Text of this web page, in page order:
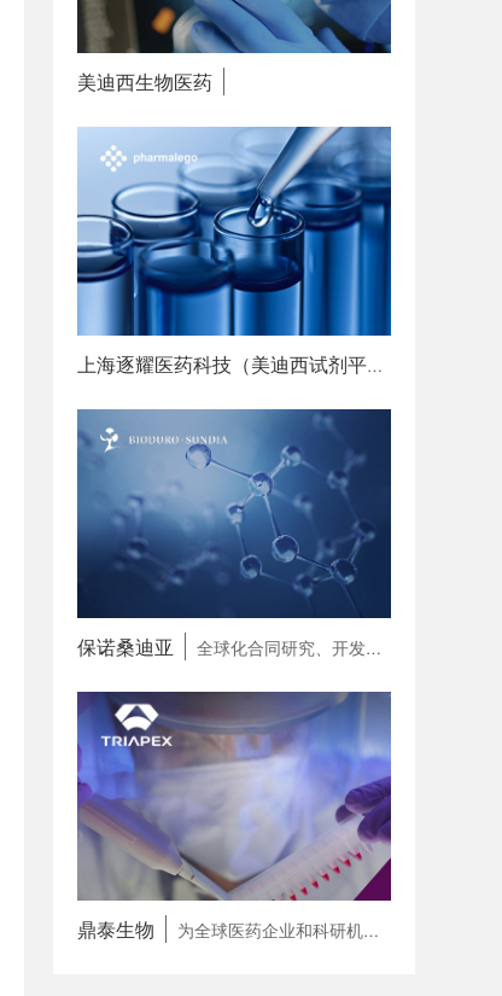
美迪西生物医药
上海逐耀医药科技（美迪西试剂平台）
保诺桑迪亚 全球化合同研究、开发和生产一体化合作伙伴（CRDMO）
鼎泰生物 为全球医药企业和科研机构提供专病领域 一站式研发赋能